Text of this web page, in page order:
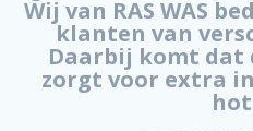
Wij van RAS WAS
klanten van
Daarbij komt dat
zorgt voor extra